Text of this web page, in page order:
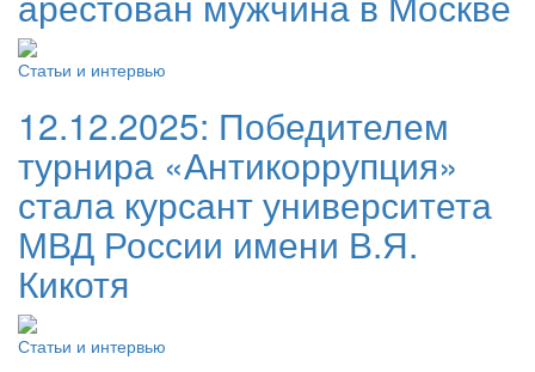
Статьи и интервью
12.12.2025: Победителем
турнира «Антикоррупция»
стала курсант университета
МВД России имени В.Я.
Кикотя
Статьи и интервью